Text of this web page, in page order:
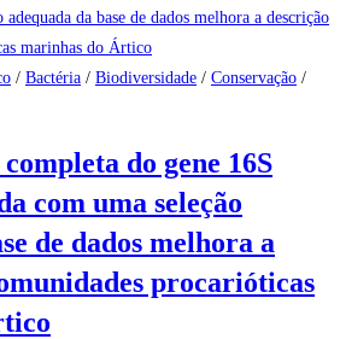
/ Bactéria / Biodiversidade / Conservação /
do gene 16S
com uma seleção
de dados melhora a
procarióticas